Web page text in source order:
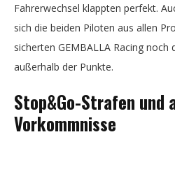
Fahrerwechsel klappten perfekt.
sich die beiden Piloten aus allen
sicherten GEMBALLA Racing noch
außerhalb der Punkte.
Stop&Go-Strafen und
Vorkommnisse